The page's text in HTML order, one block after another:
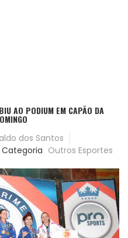
AO PODIUM EM CAPÃO DA
dos Santos
Categoria Outros Esportes